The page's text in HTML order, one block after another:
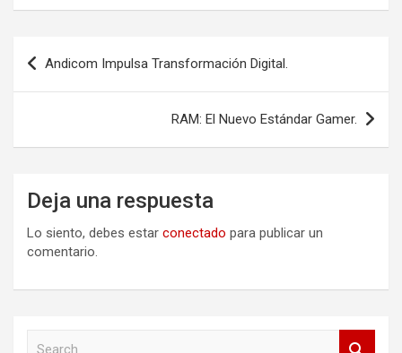
Navegación
de
Andicom Impulsa Transformación Digital.
RAM: El Nuevo Estándar Gamer.
Deja una respuesta
Lo siento, debes estar conectado para publicar un
comentario.